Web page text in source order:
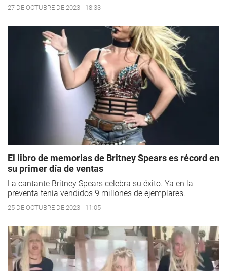
27 DE OCTUBRE DE 2023 - 18:33
El libro de memorias de Britney Spears es récord en
su primer día de ventas
La cantante Britney Spears celebra su éxito. Ya en la
preventa tenía vendidos 9 millones de ejemplares.
25 DE OCTUBRE DE 2023 - 11:05